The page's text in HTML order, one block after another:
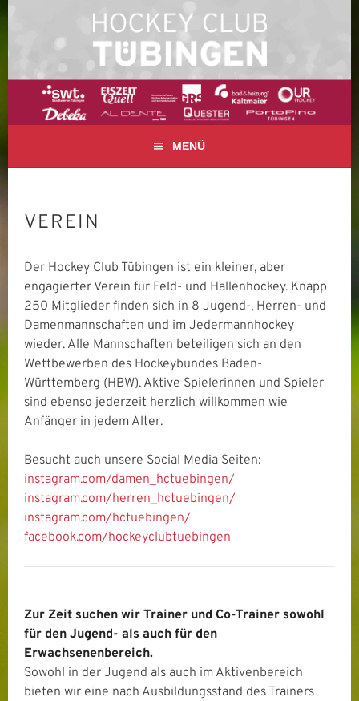
HOCKEY CLUB
TÜBINGEN E. V.
FELD- UND HALLENHOCKEY IN TÜBINGEN
MENÜ
VEREIN
Der Hockey Club Tübingen ist ein kleiner, aber
engagierter Verein für Feld- und Hallenhockey. Knapp
250 Mitglieder finden sich in 8 Jugend-, Herren- und
Damenmannschaften und im Jedermannhockey
wieder. Alle Mannschaften beteiligen sich an den
Wettbewerben des Hockeybundes Baden-
Württemberg (HBW). Aktive Spielerinnen und Spieler
sind ebenso jederzeit herzlich willkommen wie
Anfänger in jedem Alter.
Besucht auch unsere Social Media Seiten:
instagram.com/damen_hctuebingen/
instagram.com/herren_hctuebingen/
instagram.com/hctuebingen/
facebook.com/hockeyclubtuebingen
Zur Zeit suchen wir Trainer und Co-Trainer sowohl
für den Jugend- als auch für den
Erwachsenenbereich.
Sowohl in der Jugend als auch im Aktivenbereich
bieten wir eine nach Ausbildungsstand des Trainers